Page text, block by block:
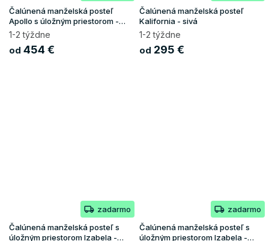
Čalúnená manželská posteľ
Apollo s úložným priestorom -
sivá
1-2 týždne
od 454 €
Čalúnená manželská posteľ
Kalifornia - sivá
1-2 týždne
od 295 €
zadarmo
Čalúnená manželská posteľ s
úložným priestorom Izabela -
zadarmo
Čalúnená manželská posteľ s
úložným priestorom Izabela -